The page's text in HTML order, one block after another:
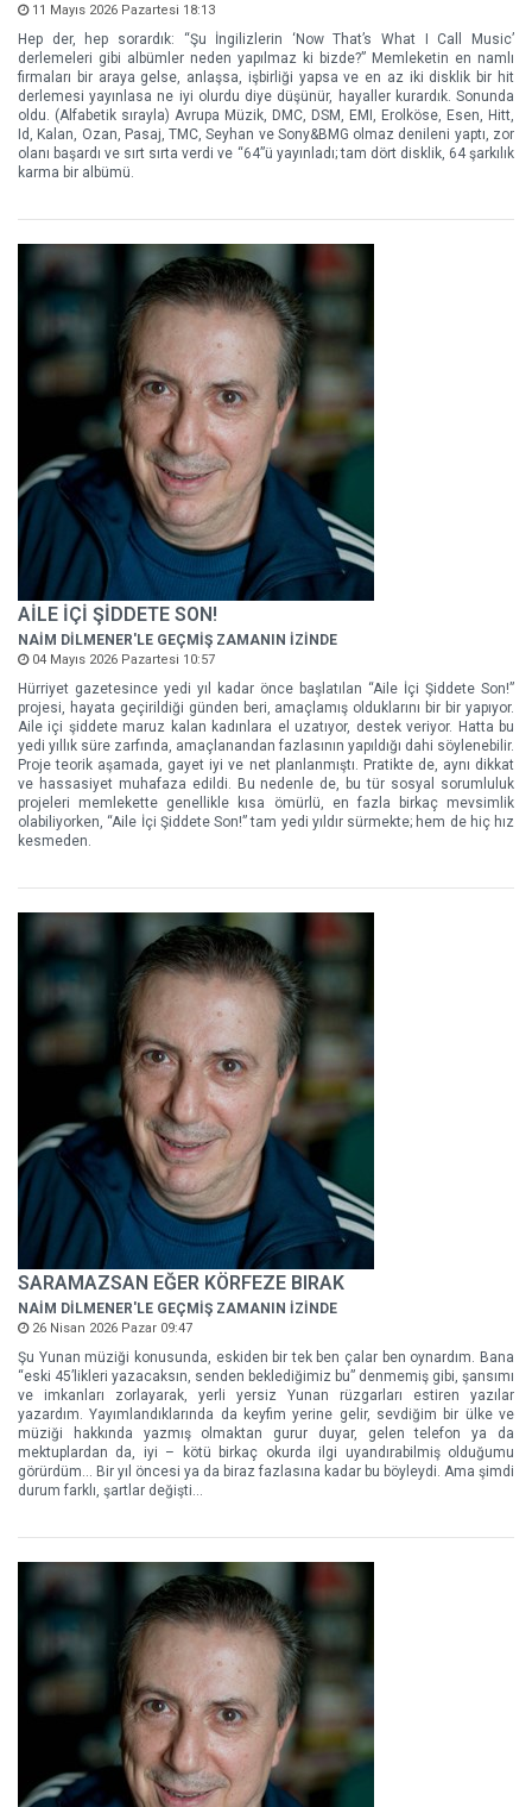
11 Mayıs 2026 Pazartesi 18:13
Hep der, hep sorardık: “Şu İngilizlerin ‘Now That’s What I Call Music’
derlemeleri gibi albümler neden yapılmaz ki bizde?” Memleketin en namlı
firmaları bir araya gelse, anlaşsa, işbirliği yapsa ve en az iki disklik bir hit
derlemesi yayınlasa ne iyi olurdu diye düşünür, hayaller kurardık. Sonunda
oldu. (Alfabetik sırayla) Avrupa Müzik, DMC, DSM, EMI, Erolköse, Esen, Hitt,
Id, Kalan, Ozan, Pasaj, TMC, Seyhan ve Sony&BMG olmaz denileni yaptı, zor
olanı başardı ve sırt sırta verdi ve “64”ü yayınladı; tam dört disklik, 64 şarkılık
karma bir albümü.
AİLE İÇİ ŞİDDETE SON!
NAİM DİLMENER'LE GEÇMİŞ ZAMANIN İZİNDE
04 Mayıs 2026 Pazartesi 10:57
Hürriyet gazetesince yedi yıl kadar önce başlatılan “Aile İçi Şiddete Son!”
projesi, hayata geçirildiği günden beri, amaçlamış olduklarını bir bir yapıyor.
Aile içi şiddete maruz kalan kadınlara el uzatıyor, destek veriyor. Hatta bu
yedi yıllık süre zarfında, amaçlanandan fazlasının yapıldığı dahi söylenebilir.
Proje teorik aşamada, gayet iyi ve net planlanmıştı. Pratikte de, aynı dikkat
ve hassasiyet muhafaza edildi. Bu nedenle de, bu tür sosyal sorumluluk
projeleri memlekette genellikle kısa ömürlü, en fazla birkaç mevsimlik
olabiliyorken, “Aile İçi Şiddete Son!” tam yedi yıldır sürmekte; hem de hiç hız
kesmeden.
SARAMAZSAN EĞER KÖRFEZE BIRAK
NAİM DİLMENER'LE GEÇMİŞ ZAMANIN İZİNDE
26 Nisan 2026 Pazar 09:47
Şu Yunan müziği konusunda, eskiden bir tek ben çalar ben oynardım. Bana
“eski 45’likleri yazacaksın, senden beklediğimiz bu” denmemiş gibi, şansımı
ve imkanları zorlayarak, yerli yersiz Yunan rüzgarları estiren yazılar
yazardım. Yayımlandıklarında da keyfim yerine gelir, sevdiğim bir ülke ve
müziği hakkında yazmış olmaktan gurur duyar, gelen telefon ya da
mektuplardan da, iyi – kötü birkaç okurda ilgi uyandırabilmiş olduğumu
görürdüm... Bir yıl öncesi ya da biraz fazlasına kadar bu böyleydi. Ama şimdi
durum farklı, şartlar değişti...